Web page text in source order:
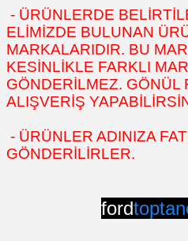
- ÜRÜNLERDE
ELİMİZDE BULUNAN
MARKALARIDIR. BU
KESİNLİKLE FARKLI
GÖNDERİLMEZ. GÖNÜL
ALIŞVERİŞ
- ÜRÜNLER ADINIZA
GÖNDERİLİRLER.
ford